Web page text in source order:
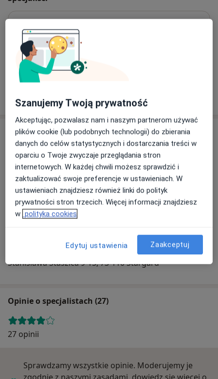
zaleceń, dzięki czemu wspólny cel zostaje szybciej
osiągnięty.
W CM Consilius oprócz wiedzy i doświadczenia
oferujemy również życzliwe podejście i chęć pomocy w
każdej sytuacji zaburzenia zdrowia. Jesteśmy tu dla
Państwa.
Ginekolog
lek. Adriana Frąckiewicz-Werblińska
Ginekolog
Adresy (2)
Adres 1 Adres 2
Powiększ mapę
Consilius Centrum Medyczne
Stanisława Staszica 9-15, 73-110 Stargard
Opinie o specjalistach (27)
27 opinii
Sprawdzamy wszystkie opinie. Moderujemy je
Szanujemy Twoją prywatność
Akceptując, pozwalasz nam i naszym partnerom używać
plików cookie (lub podobnych technologii) do zbierania
danych do celów statystycznych i dostarczania treści w
oparciu o Twoje zwyczaje przeglądania stron
internetowych. W każdej chwili możesz sprawdzić i
zaktualizować swoje preferencje w ustawieniach. W
ustawieniach znajdziesz również linki do polityk
prywatności stron trzecich. Więcej informacji znajdziesz
w polityka cookies
Edytuj ustawienia Zaakceptuj